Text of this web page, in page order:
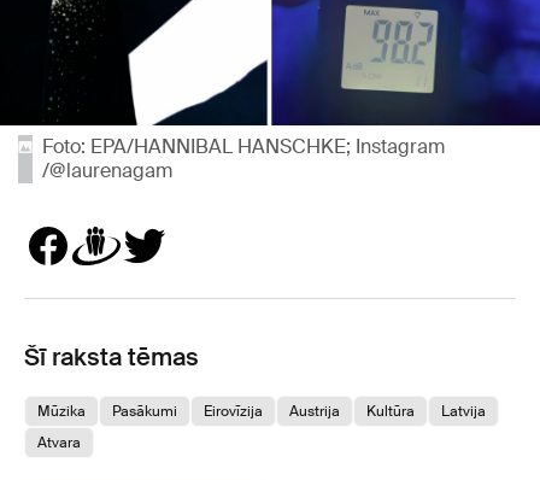
Foto: EPA/HANNIBAL HANSCHKE; Instagram
/@laurenagam
Šī raksta tēmas
Mūzika Pasākumi Eirovīzija Austrija Kultūra
Latvija
Atvara